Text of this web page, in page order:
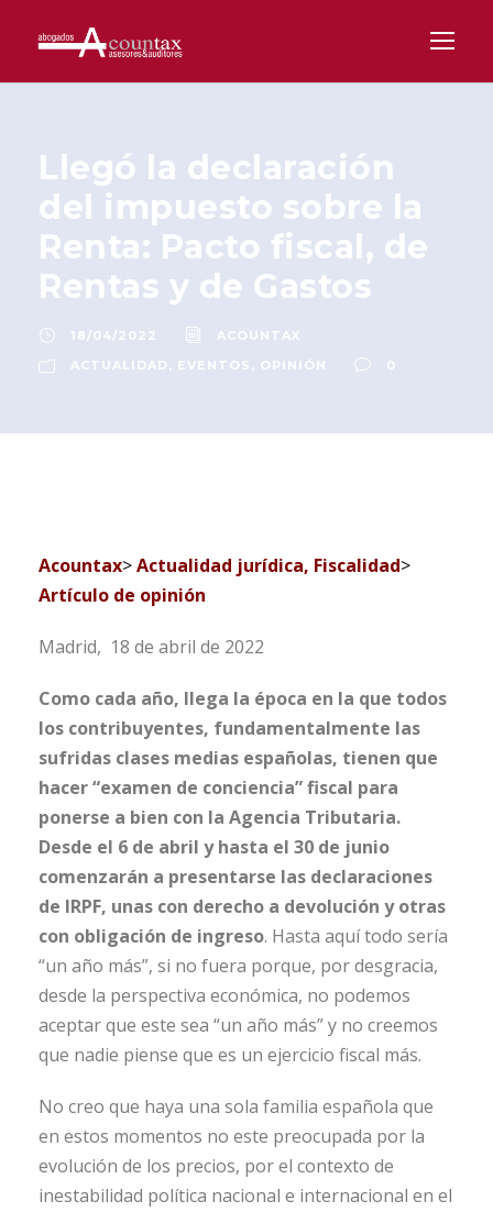
Llegó la declaración
del impuesto sobre la
Renta: Pacto fiscal, de
Rentas y de Gastos
18/04/2022
ACOUNTAX
ACTUALIDAD , EVENTOS , OPINIÓN 0
Acountax>Actualidad jurídica, Fiscalidad>
Artículo de opinión
Madrid, 18 de abril de 2022
Como cada año, llega la época en la que todos
los contribuyentes, fundamentalmente las
sufridas clases medias españolas, tienen que
hacer “examen de conciencia” fiscal para
ponerse a bien con la Agencia Tributaria.
Desde el 6 de abril y hasta el 30 de junio
comenzarán a presentarse las declaraciones
de IRPF, unas con derecho a devolución y otras
con obligación de ingreso. Hasta aquí todo sería
“un año más”, si no fuera porque, por desgracia,
desde la perspectiva económica, no podemos
aceptar que este sea “un año más” y no creemos
que nadie piense que es un ejercicio fiscal más.
No creo que haya una sola familia española que
en estos momentos no este preocupada por la
evolución de los precios, por el contexto de
inestabilidad política nacional e internacional en el